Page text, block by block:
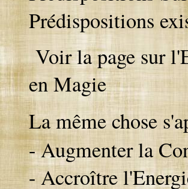
Prédispositions
Voir la page sur
en Magie
La même chose
- Augmenter la
- Accroître